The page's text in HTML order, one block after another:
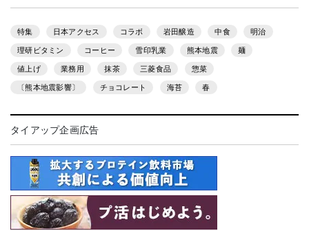
特集 日本アクセス コラボ 岩田醸造 中食 明治
理研ビタミン コーヒー 雪印乳業 熊本地震 麺
値上げ 業務用 抹茶 三菱食品 惣菜
〔熊本地震影響〕 チョコレート 海苔 春
タイアップ企画広告